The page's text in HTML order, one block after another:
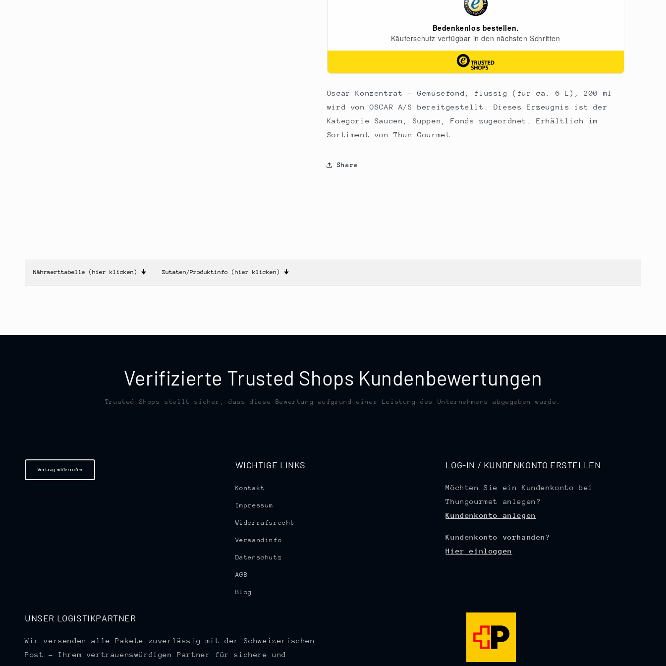
ml
Oscar Konzentrat - Gemüsefond, flüssig (für ca. 6 L), 200 ml
wird von OSCAR A/S bereitgestellt. Dieses Erzeugnis ist der
Kategorie Saucen, Suppen, Fonds zugeordnet. Erhältlich im
Sortiment von Thun Gourmet.
Share
Nährwerttabelle (hier klicken) 🠋 Zutaten/Produktinfo (hier klicken) 🠋
Verifizierte Trusted Shops Kundenbewertungen
Trusted Shops stellt sicher, dass diese Bewertung aufgrund einer Leistung des Unternehmens abgegeben wurde.
Vertrag widerrufen WICHTIGE LINKS
Kontakt
Impressum
Widerrufsrecht
Versandinfo
Datenschutz
AGB
Blog
LOG-IN / KUNDENKONTO ERSTELLEN
Möchten Sie ein Kundenkonto bei
Thungourmet anlegen?
Kundenkonto anlegen
Kundenkonto vorhanden?
Hier einloggen
UNSER LOGISTIKPARTNER
Wir versenden alle Pakete zuverlässig mit der Schweizerischen
Post – Ihrem vertrauenswürdigen Partner für sichere und